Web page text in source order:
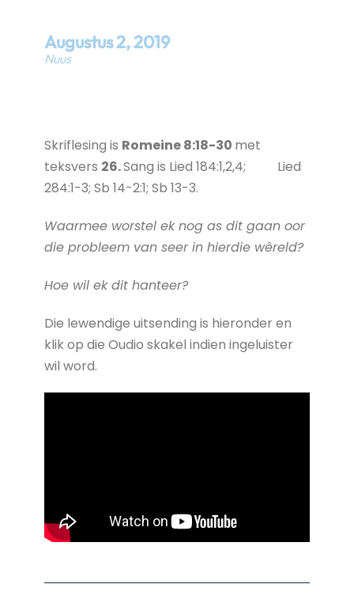
Augustus2,2019
Nuus
Skriflesing is Romeine 8:18-30 met
teksvers 26.Sang is Lied 184:1,2,4; Lied
284:1-3; Sb 14-2:1; Sb 13-3.
Waarmee worstel ek nog as dit gaan oor
die probleem van seer in hierdie wêreld?
Hoe wil ek dit hanteer?
Die lewendige uitsending is hieronder en
klik op die Oudio skakel indien ingeluister
wil word.